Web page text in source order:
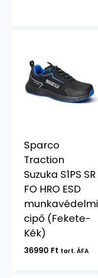
Sparco
Traction
Suzuka S1PS SR
FO HRO ESD
munkavédelmi
cipő (Fekete-
Kék)
36990 Ft tart. ÁFA